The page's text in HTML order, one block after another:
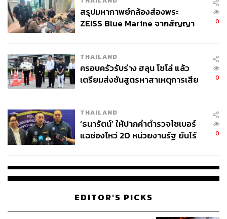
สรุปมหากาพย์กล้องส่องพระ
ZEISS Blue Marine จากสัญญา
จ่ายหนี้-แอบระบุแบรนด์
0
THAILAND
ครอบครัวรับร่าง ฮลุน โซโล่ แล้ว
เตรียมส่งชันสูตรหาสาเหตุการเสีย
0
THAILAND
‘ธนารัตน์’ ให้ปากคำตำรวจไซเบอร์
แฉช่องโหว่ 20 หน่วยงานรัฐ ยันไร้
0
EDITOR'S PICKS